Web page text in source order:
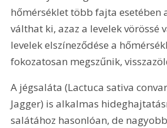
hőmérséklet több fajta esetében
válthat ki, azaz a levelek vörössé
levelek elszíneződése a
fokozatosan megszűnik,
A jégsaláta (Lactuca sativa
Jagger) is alkalmas
salátához hasonlóan, de